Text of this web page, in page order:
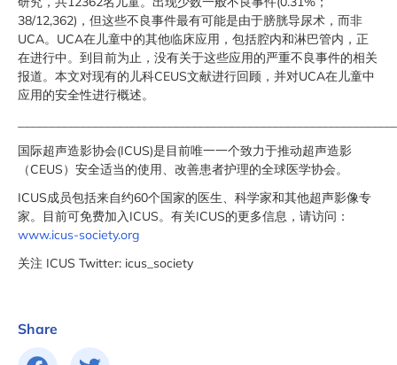
Share
38/12,362)，但这些不良事件最有可能是由于膀胱导尿术，而非
UCA。UCA在儿童中的其他临床应用，包括腔内和淋巴管内，正
在进行中。到目前为止，没有关于这些应用的严重不良事件的相关
报道。本文对现有的儿科CEUS文献进行回顾，并对UCA在儿童中
应用的安全性进行概述。
国际超声造影协会(ICUS)是目前唯一一个致力于推动超声造影
（CEUS）安全适当的使用、改善患者护理的全球医学协会。
ICUS成员包括来自约60个国家的医生、科学家和其他超声影像专
家。目前可免费加入ICUS。有关ICUS的更多信息，请访问：
www.icus-society.org
关注 ICUS Twitter: icus_society